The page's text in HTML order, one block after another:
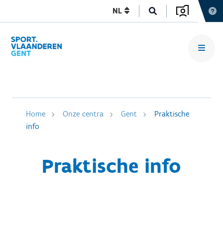
NL
Home Onze centra Gent
Praktische
info
Praktische info